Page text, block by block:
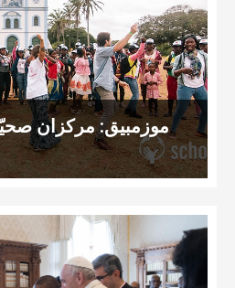
موزمبيق: مركزان